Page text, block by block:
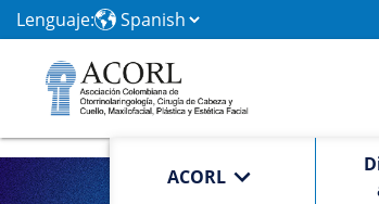
Lenguaje:
ACORL